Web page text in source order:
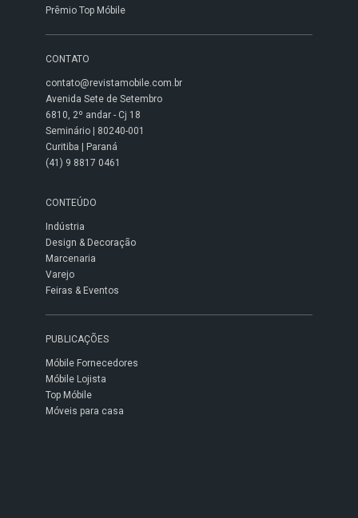
Prêmio Top Móbile
CONTATO
contato@revistamobile.com.br
Avenida Sete de Setembro
6810, 2º andar - Cj 18
Seminário | 80240-001
Curitiba | Paraná
(41) 9 8817 0461
CONTEÚDO
Indústria
Design & Decoração
Marcenaria
Varejo
Feiras & Eventos
PUBLICAÇÕES
Móbile Fornecedores
Móbile Lojista
Top Móbile
Móveis para casa